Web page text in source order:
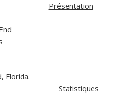
Présentation
Florida.
Statistiques